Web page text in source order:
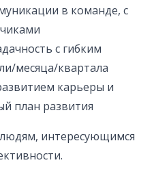
в команде, с
с гибким
месяца/квартала
карьеры и
план развития
интересующимся